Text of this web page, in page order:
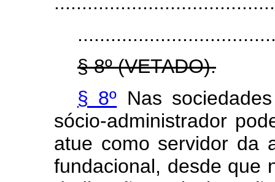
§ 8º (VETADO).
§ 8º Nas
sócio-administrador
atue como servidor da
fundacional, desde que